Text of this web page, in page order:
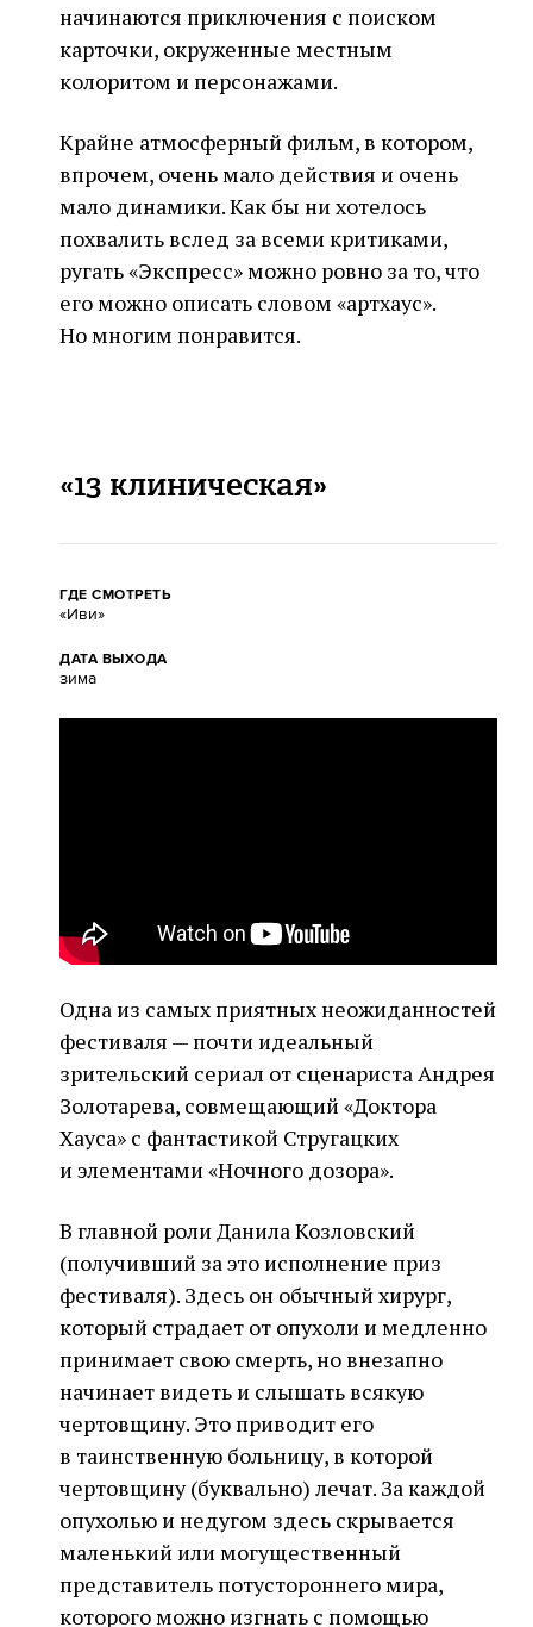
начинаются приключения с поиском
карточки, окруженные местным
колоритом и персонажами.
Крайне атмосферный фильм, в котором,
впрочем, очень мало действия и очень
мало динамики. Как бы ни хотелось
похвалить вслед за всеми критиками,
ругать «Экспресс» можно ровно за то, что
его можно описать словом «артхаус».
Но многим понравится.
«13 клиническая»
ГДЕ СМОТРЕТЬ
«Иви»
ДАТА ВЫХОДА
зима
Одна из самых приятных неожиданностей
фестиваля — почти идеальный
зрительский сериал от сценариста Андрея
Золотарева, совмещающий «Доктора
Хауса» с фантастикой Стругацких
и элементами «Ночного дозора».
В главной роли Данила Козловский
(получивший за это исполнение приз
фестиваля). Здесь он обычный хирург,
который страдает от опухоли и медленно
принимает свою смерть, но внезапно
начинает видеть и слышать всякую
чертовщину. Это приводит его
в таинственную больницу, в которой
чертовщину (буквально) лечат. За каждой
опухолью и недугом здесь скрывается
маленький или могущественный
представитель потустороннего мира,
которого можно изгнать с помощью